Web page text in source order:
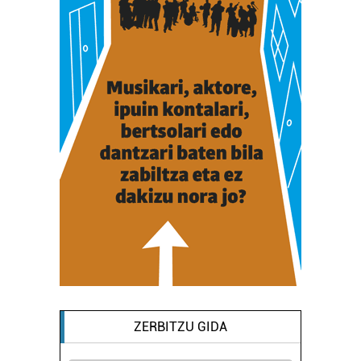
ZERBITZU GIDA